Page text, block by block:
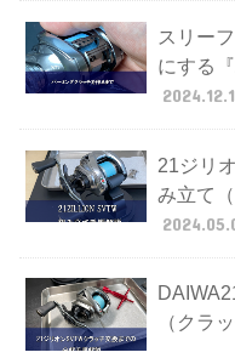
スリー
にする
21ジリ
み立て
（クラ